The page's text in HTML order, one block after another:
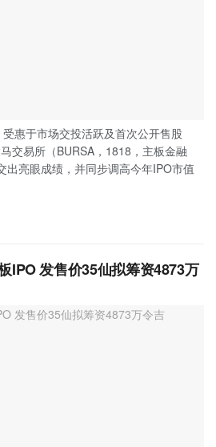
惠于市场交投活跃及首次公开售股
交易所（BURSA，1818，主板金融
出亮眼成绩，并同步调高今年IPO市值
IPO 发售价35仙拟筹资4873万